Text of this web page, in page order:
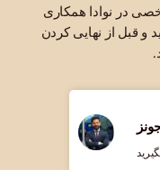
در نوادا همکاری
و قبل از نهایی کردن